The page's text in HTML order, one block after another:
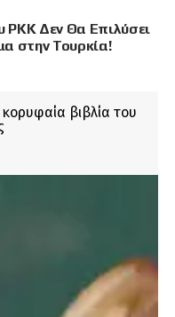
Δεν Θα Επιλύσει
στην Τουρκία!
βιβλία του